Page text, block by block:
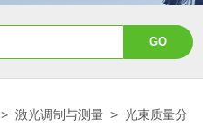
>激光调制与测量 >光束质量分